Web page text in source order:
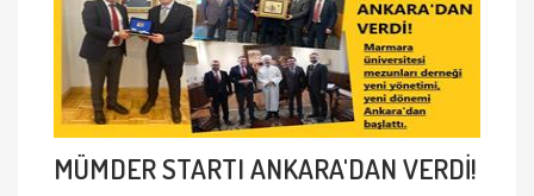
MÜMDER STARTI ANKARA'DAN VERDİ!